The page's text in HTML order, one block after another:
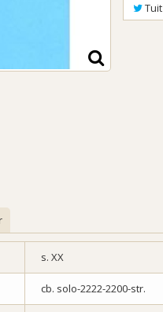
Tuit
s. XX
cb. solo-2222-2200-str.